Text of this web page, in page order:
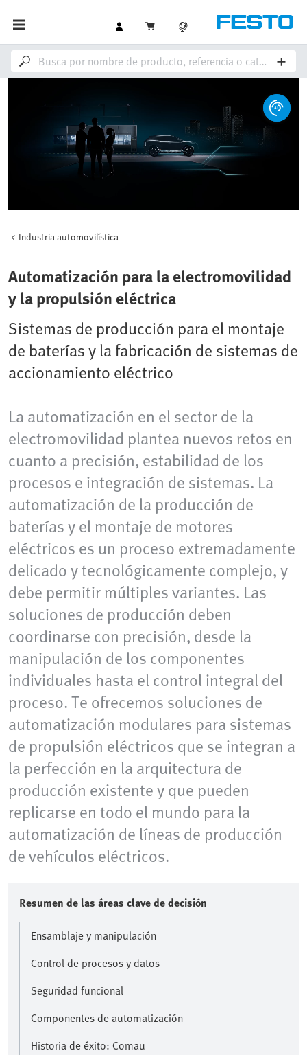
Industria automovilística
Automatización para la electromovilidad
y la propulsión eléctrica
Sistemas de producción para el montaje
de baterías y la fabricación de sistemas de
accionamiento eléctrico
La automatización en el sector de la
electromovilidad plantea nuevos retos en
cuanto a precisión, estabilidad de los
procesos e integración de sistemas. La
automatización de la producción de
baterías y el montaje de motores
eléctricos es un proceso extremadamente
delicado y tecnológicamente complejo, y
debe permitir múltiples variantes. Las
soluciones de producción deben
coordinarse con precisión, desde la
manipulación de los componentes
individuales hasta el control integral del
proceso. Te ofrecemos soluciones de
automatización modulares para sistemas
de propulsión eléctricos que se integran a
la perfección en la arquitectura de
producción existente y que pueden
replicarse en todo el mundo para la
automatización de líneas de producción
de vehículos eléctricos.
Resumen de las áreas clave de decisión
Ensamblaje y manipulación
Control de procesos y datos
Seguridad funcional
Componentes de automatización
Historia de éxito: Comau